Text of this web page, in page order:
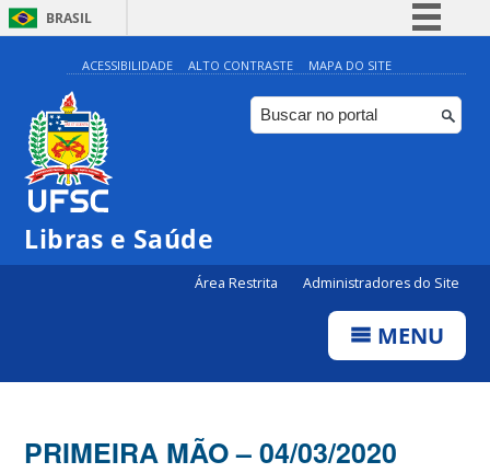
BRASIL
Simplifique!
Comunica BR
Participe
ACESSIBILIDADE ALTO CONTRASTE MAPA DO SITE
Libras e Saúde
Área Restrita Administradores do Site
MENU
PRIMEIRA MÃO – 04/03/2020